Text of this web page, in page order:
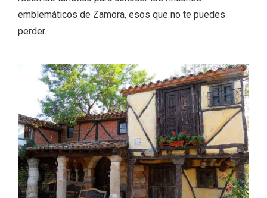
emblemáticos de Zamora, esos que no te puedes
perder.